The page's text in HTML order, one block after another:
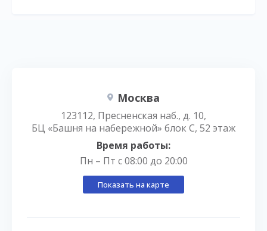
Москва
123112, Пресненская наб., д. 10,
БЦ «Башня на набережной» блок С, 52 этаж
Время работы:
Пн – Пт с 08:00 до 20:00
Показать на карте